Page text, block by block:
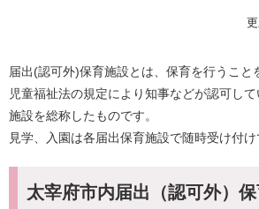
届出(認可外)保育施設とは、保育を行うこと
児童福祉法の規定により知事などが認可し
施設を総称したものです。
見学、入園は各届出保育施設で随時受け付け
太宰府市内届出（認可外）